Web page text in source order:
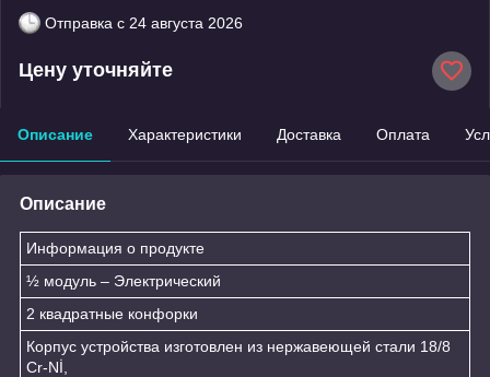
Отправка с 24 августа 2026
Цену уточняйте
Описание Характеристики Доставка Оплата
Описание
Информация о продукте
½ модуль – Электрический
2 квадратные конфорки
Корпус устройства изготовлен из нержавеющей стали 18/8
Cr-Nİ,